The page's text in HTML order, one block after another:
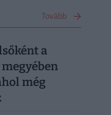
Tovább
a
még